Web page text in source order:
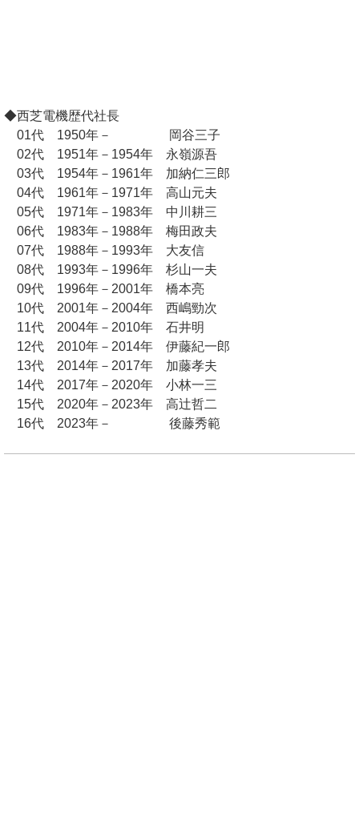
◆西芝電機歴代社長
01代 1950年－ 岡谷三子
02代 1951年－1954年 永嶺源吾
03代 1954年－1961年 加納仁三郎
04代 1961年－1971年 高山元夫
05代 1971年－1983年 中川耕三
06代 1983年－1988年 梅田政夫
07代 1988年－1993年 大友信
08代 1993年－1996年 杉山一夫
09代 1996年－2001年 橋本亮
10代 2001年－2004年 西嶋勁次
11代 2004年－2010年 石井明
12代 2010年－2014年 伊藤紀一郎
13代 2014年－2017年 加藤孝夫
14代 2017年－2020年 小林一三
15代 2020年－2023年 高辻哲二
16代 2023年－ 後藤秀範